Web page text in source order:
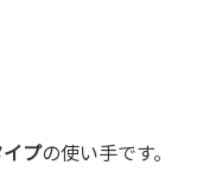
プの使い手です。